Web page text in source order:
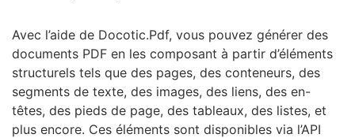
Avec l’aide de Docotic.Pdf, vous pouvez générer des
documents PDF en les composant à partir d’éléments
structurels tels que des pages, des conteneurs, des
segments de texte, des images, des liens, des en-
têtes, des pieds de page, des tableaux, des listes, et
plus encore. Ces éléments sont disponibles via l’API